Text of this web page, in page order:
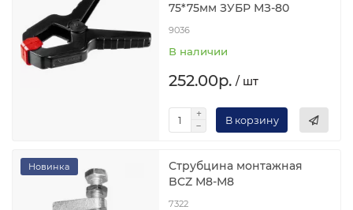
75*75мм ЗУБР МЗ-80
9036
В наличии
252.00р. / шт
В корзину
Новинка
Струбцина монтажная
BCZ М8-М8
7322